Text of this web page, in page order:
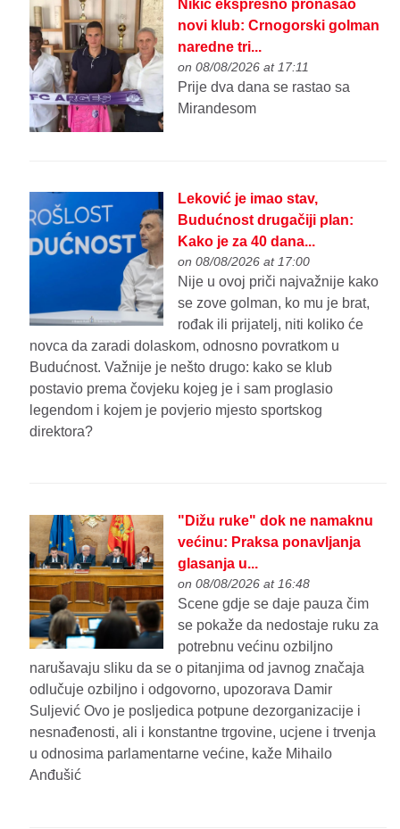
Nikić ekspresno pronašao
novi klub: Crnogorski golman
naredne tri...
on 08/08/2026 at 17:11
Prije dva dana se rastao sa
Mirandesom
Leković je imao stav,
Budućnost drugačiji plan:
Kako je za 40 dana...
on 08/08/2026 at 17:00
Nije u ovoj priči najvažnije kako
se zove golman, ko mu je brat,
rođak ili prijatelj, niti koliko će
novca da zaradi dolaskom, odnosno povratkom u
Budućnost. Važnije je nešto drugo: kako se klub
postavio prema čovjeku kojeg je i sam proglasio
legendom i kojem je povjerio mjesto sportskog
direktora?
"Dižu ruke" dok ne namaknu
većinu: Praksa ponavljanja
glasanja u...
on 08/08/2026 at 16:48
Scene gdje se daje pauza čim
se pokaže da nedostaje ruku za
potrebnu većinu ozbiljno
narušavaju sliku da se o pitanjima od javnog značaja
odlučuje ozbiljno i odgovorno, upozorava Damir
Suljević Ovo je posljedica potpune dezorganizacije i
nesnađenosti, ali i konstantne trgovine, ucjene i trvenja
u odnosima parlamentarne većine, kaže Mihailo
Anđušić